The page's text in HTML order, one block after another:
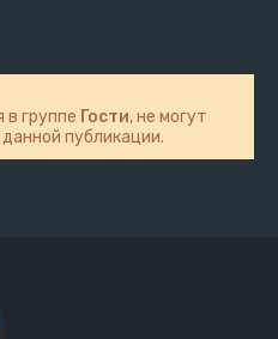
группе Гости, не могут
публикации.